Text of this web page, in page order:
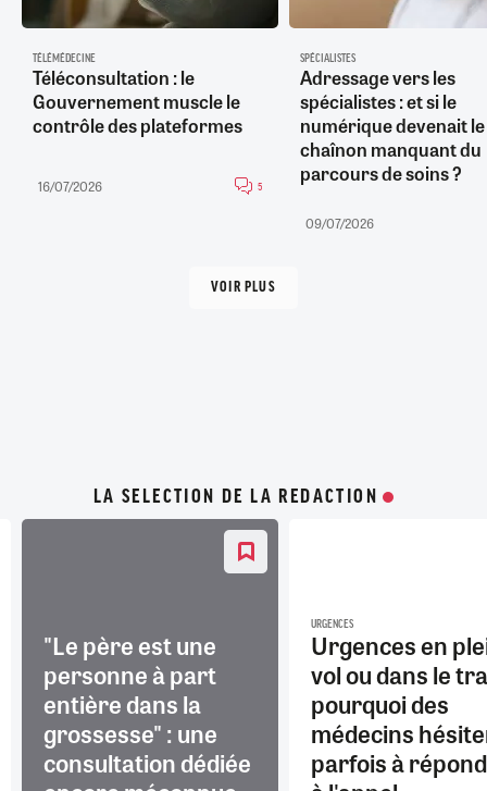
TÉLÉMÉDECINE
Téléconsultation : le
Gouvernement muscle le
contrôle des plateformes
16/07/2026 5
SPÉCIALISTES
Adressage vers les
spécialistes : et si le
numérique devenait le
chaînon manquant du
parcours de soins ?
09/07/2026
VOIR PLUS
LA SELECTION DE LA REDACTION
"Le père est une
personne à part
entière dans la
grossesse" : une
consultation dédiée
URGENCES
Urgences en
vol ou dans le
pourquoi des
médecins
parfois à